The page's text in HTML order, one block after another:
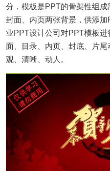
分，模板是PPT的骨架性组
封面、内页两张背景，供添
业PPT设计公司对PPT模板
面、目录、内页、封底、片
观、清晰、动人。